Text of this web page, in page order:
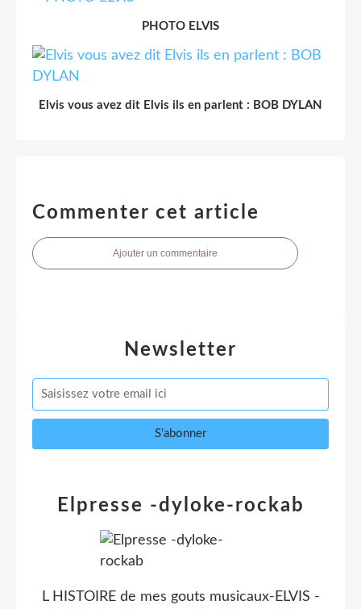
PHOTO ELVIS
Elvis vous avez dit Elvis ils en parlent : BOB DYLAN
Commenter cet article
Ajouter un commentaire
Newsletter
Elpresse -dyloke-rockab
L HISTOIRE de mes gouts musicaux-ELVIS -